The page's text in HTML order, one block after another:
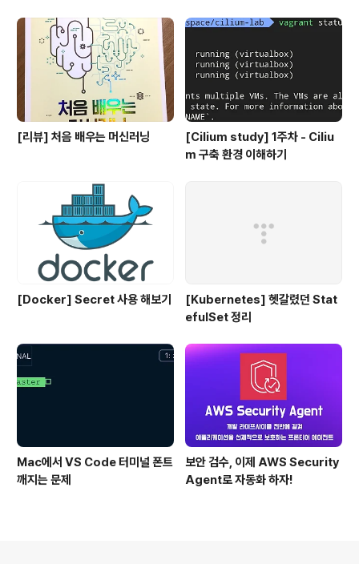
[리뷰] 처음 배우는 머신러닝
[Cilium study] 1주차 - Ciliu
m 구축 환경 이해하기
[Docker] Secret 사용 해보기
[Kubernetes] 헷갈렸던 Stat
efulSet 정리
Mac에서 VS Code 터미널 폰트
깨지는 문제
보안 검수, 이제 AWS Security
Agent로 자동화 하자!